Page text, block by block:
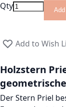
Qty
Add to Wish
Holzstern
Der Stern Priel